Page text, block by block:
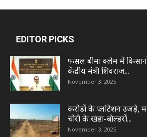
EDITOR PICKS
फसल बीमा क्लेम में
केंद्रीय मंत्री शिवराज...
November 3, 2025
करोड़ों के प्लांटेशन उजड़े,
चोरी के खंडा-बोल्डरों...
November 3, 2025